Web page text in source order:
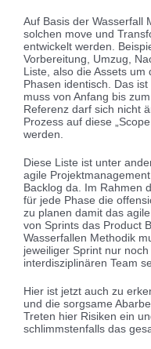
Auf Basis der Wasserfall
solchen move und
entwickelt werden.
Vorbereitung, Umzug,
Liste, also die Assets
Phasen identisch. Das
muss von Anfang bis
Referenz darf sich nicht
Prozess auf diese
werden.
Diese Liste ist unter
agile
Backlog da. Im Rahmen
für jede Phase die
zu planen damit das
von Sprints das Product
Wasserfallen Methodik
jeweiliger Sprint nur
interdisziplinären Team
Hier ist jetzt auch zu
und die sorgsame
Treten hier Risiken ein
schlimmstenfalls das